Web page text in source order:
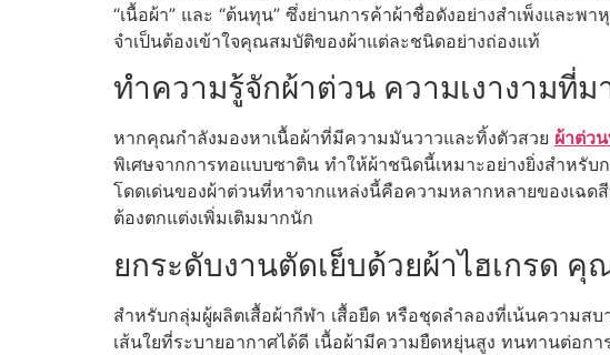
“เนื้อผ้า” และ “ต้นทุน” ซึ่งย่านการค้าผ้าชื่อดังอย่างสำเพ็งและ
จำเป็นต้องเข้าใจคุณสมบัติของผ้าแต่ละชนิดอย่างถ่องแท้
ทำความรู้จักผ้าต่วน ความเงางามที่
หากคุณกำลังมองหาเนื้อผ้าที่มีความมันวาวและทิ้งตัวสวย ผ้าต่ว
พิเศษจากการทอแบบซาติน ทำให้ผ้าชนิดนี้เหมาะอย่างยิ่งสำหรั
โดดเด่นของผ้าต่วนที่หาจากแหล่งนี้คือความหลากหลายของเฉ
ต้องตกแต่งเพิ่มเติมมากนัก
ยกระดับงานตัดเย็บด้วยผ้าไฮเกรด
สำหรับกลุ่มผู้ผลิตเสื้อผ้ากีฬา เสื้อยืด หรือชุดลำลองที่เน้นความสบ
เส้นใยที่ระบายอากาศได้ดี เนื้อผ้ามีความยืดหยุ่นสูง ทนทานต่อ